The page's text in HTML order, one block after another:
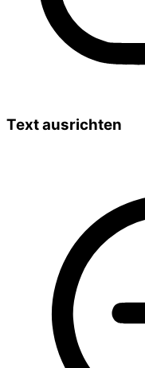
Text ausrichten